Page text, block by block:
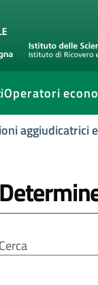
Operatori
aggiudicatrici